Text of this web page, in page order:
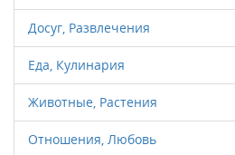
Досуг, Развлечения
Еда, Кулинария
Животные, Растения
Отношения, Любовь